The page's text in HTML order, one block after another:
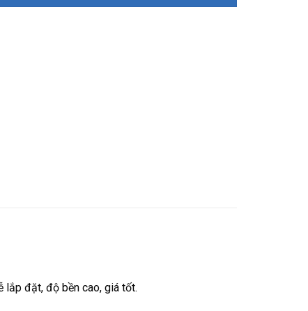
lắp đặt, độ bền cao, giá tốt.